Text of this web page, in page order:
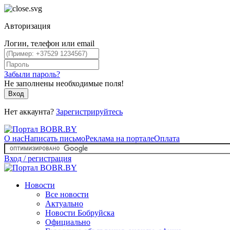
Авторизация
Логин, телефон или email
Забыли пароль?
Не заполнены необходимые поля!
Вход
Нет аккаунта? Зарегистрируйтесь
О насНаписать письмоРеклама на порталеОплата
Вход / регистрация
Новости
Все новости
Актуально
Новости Бобруйска
Официально